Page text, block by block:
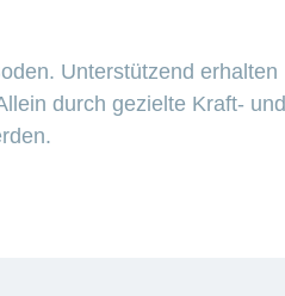
Unterstützend erhalten
durch gezielte Kraft- und